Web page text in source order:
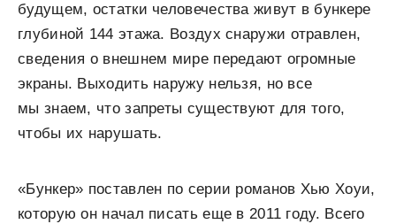
будущем, остатки человечества живут в бункере
глубиной 144 этажа. Воздух снаружи отравлен,
сведения о внешнем мире передают огромные
экраны. Выходить наружу нельзя, но все
мы знаем, что запреты существуют для того,
чтобы их нарушать.
«Бункер» поставлен по серии романов Хью Хоуи,
которую он начал писать еще в 2011 году. Всего